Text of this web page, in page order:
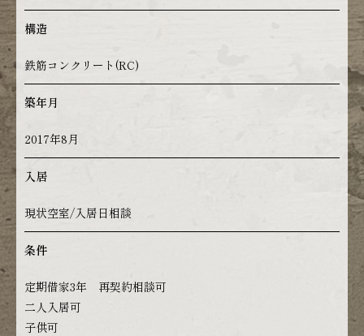
構造
鉄筋コンクリート(RC)
築年月
2017年8月
入居
現状空室/入居日相談
条件
定期借家3年 再契約相談可
二人入居可
子供可